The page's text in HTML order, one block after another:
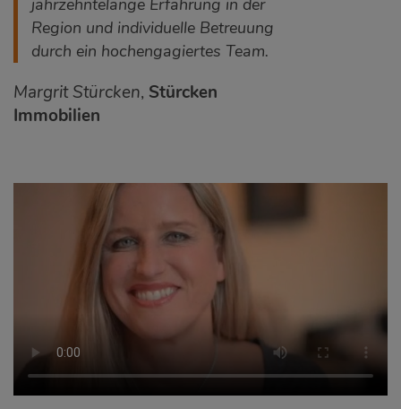
Region und individuelle Betreuung
durch ein hochengagiertes Team.
Margrit Stürcken, Stürcken
Immobilien